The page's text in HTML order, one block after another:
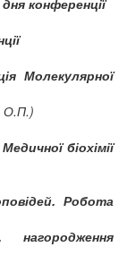
конференції
Молекулярної
О.П.)
біохімії
Робота
нагородження